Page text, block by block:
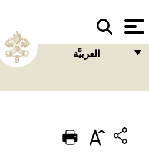
العربيَّة
PORTUGUÊS